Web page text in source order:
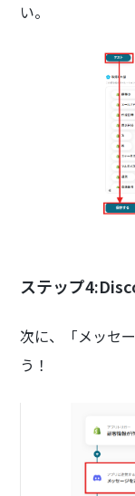
い。
ステップ
次に、「メッセ
う！